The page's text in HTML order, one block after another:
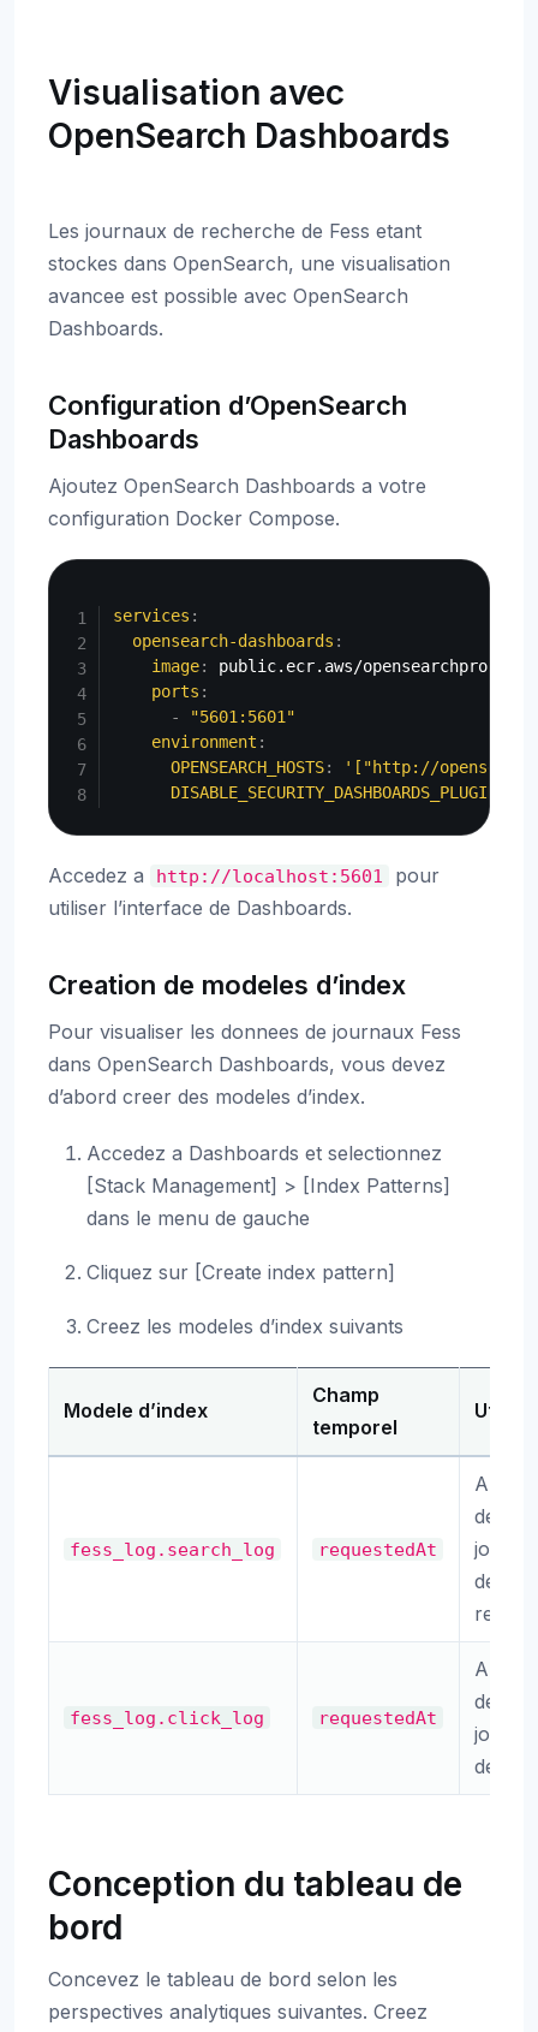
Visualisation avec
OpenSearch Dashboards
Les journaux de recherche de Fess etant
stockes dans OpenSearch, une visualisation
avancee est possible avec OpenSearch
Dashboards.
Configuration d’OpenSearch
Dashboards
Ajoutez OpenSearch Dashboards a votre
configuration Docker Compose.
services :
opensearch-dashboards :
image:
public.ecr.aws/opensearchproject/
ports :
-
"5601:5601"
environment :
OPENSEARCH_HOSTS:
'["http://
DISABLE_SECURITY_DASHBOARDS_PLUGIN
Accedez a http://localhost:5601
pour
utiliser l’interface de Dashboards.
Creation de modeles d’index
Pour visualiser les donnees de journaux Fess
dans OpenSearch Dashboards, vous devez
d’abord creer des modeles d’index.
Accedez a Dashboards et selectionnez
[Stack Management] > [Index Patterns]
dans le menu de gauche
Cliquez sur [Create index pattern]
Creez les modeles d’index suivants
Modele d’index
Champ
temporel
fess_log.search_log requestedAt
des
de
fess_log.click_log requestedAt
des
de
Conception du tableau de
bord
Concevez le tableau de bord selon les
perspectives analytiques suivantes. Creez